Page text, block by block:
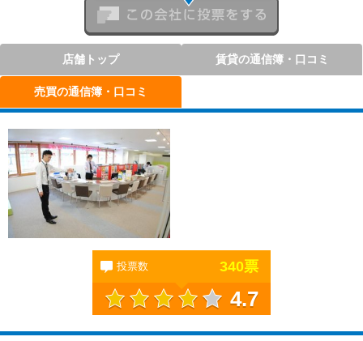
この会社に投票をする
店舗トップ 賃貸の通信簿・口コミ
売買の通信簿・口コミ
投票数 340票
4.7